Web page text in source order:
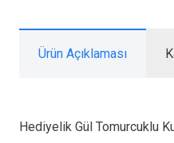
Ürün Açıklaması
Hediyelik Gül Tomurcuklu